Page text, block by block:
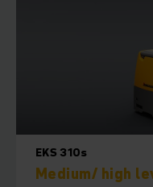
EKS 310s
Medium/ high